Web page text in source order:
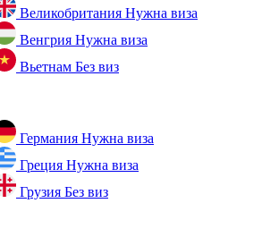
Великобритания Нужна виза
Венгрия Нужна виза
Вьетнам Без виз
Германия Нужна виза
Греция Нужна виза
Грузия Без виз